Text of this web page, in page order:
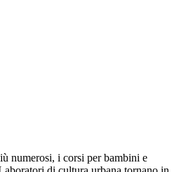
numerosi, i corsi per bambini e